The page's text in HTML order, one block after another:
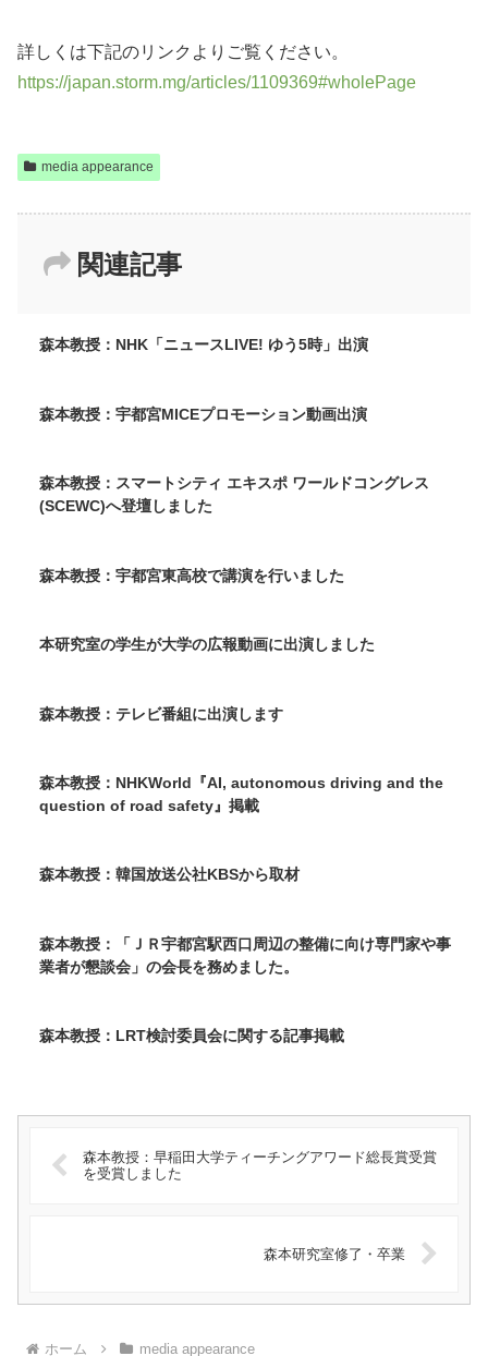
詳しくは下記のリンクよりご覧ください。
https://japan.storm.mg/articles/1109369#wholePage
media appearance
関連記事
森本教授：NHK「ニュースLIVE! ゆう5時」出演
森本教授：宇都宮MICEプロモーション動画出演
森本教授：スマートシティ エキスポ ワールドコングレス
(SCEWC)へ登壇しました
森本教授：宇都宮東高校で講演を行いました
本研究室の学生が大学の広報動画に出演しました
森本教授：テレビ番組に出演します
森本教授：NHKWorld『AI, autonomous driving and the
question of road safety』掲載
森本教授：韓国放送公社KBSから取材
森本教授：「ＪＲ宇都宮駅西口周辺の整備に向け専門家や事
業者が懇談会」の会長を務めました。
森本教授：LRT検討委員会に関する記事掲載
森本教授：早稲田大学ティーチングアワード総長賞受賞
を受賞しました
森本研究室修了・卒業
ホーム media appearance